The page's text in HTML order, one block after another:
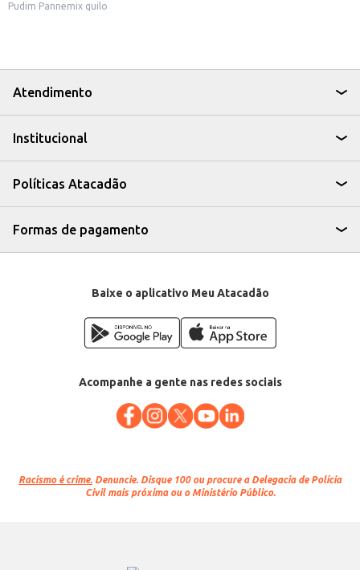
Pudim Pannemix quilo
Atendimento
Institucional
Políticas Atacadão
Formas de pagamento
Baixe o aplicativo Meu Atacadão
Acompanhe a gente nas redes sociais
Racismo é crime. Denuncie. Disque 100 ou procure a Delegacia de Polícia
Civil mais próxima ou o Ministério Público.